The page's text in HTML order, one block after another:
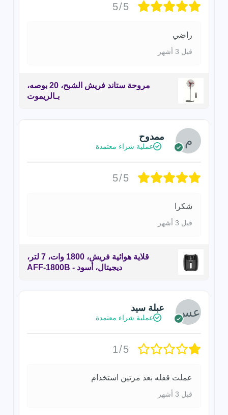
5/5
راضي
قبل 3 أشهر
مروحة ستاند فريش الشبح، 20 بوصه،
بـالريموت
ممدوح
عملية شراء معتمدة
5/5
شكرا
قبل 3 أشهر
قلاية هوائية فريش، 1800 وات، 7 لتر،
ديجيتال، أسود - AFF-1800B
عبلة سيد
عملية شراء معتمدة
1/5
عملت قفله بعد مرتين استخدام
قبل 3 أشهر